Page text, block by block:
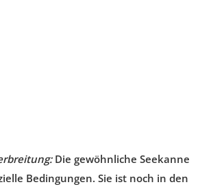
Die gewöhnliche Seekanne
Bedingungen. Sie ist noch in den